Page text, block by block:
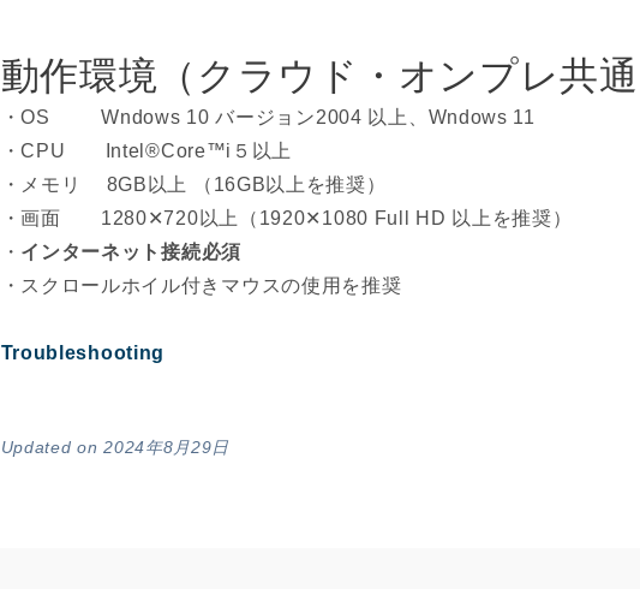
動作環境（クラウド・オンプレ共
・OS Wndows 10 バージョン2004 以上、Wndows 11
・CPU Intel®Core™i５以上
・メモリ 8GB以上 （16GB以上を推奨）
・画面 1280✕720以上（1920✕1080 Full HD 以上を推奨）
・ インターネット接続必須
・スクロールホイル付きマウスの使用を推奨
Troubleshooting
Updated on 2024年8月29日